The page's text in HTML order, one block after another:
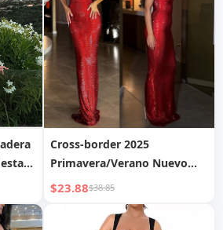
Cross-border 2025
Primavera/Verano Nuevo
Vestido de Fiesta con
Tirantes de Espagueti INS
Casual Sexy con Abertura
$23.88$38.85